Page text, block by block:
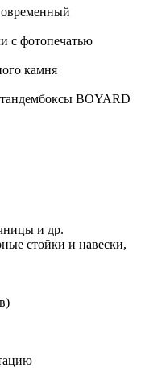
с фотопечатью
камня
BOYARD
и др.
стойки и навески,